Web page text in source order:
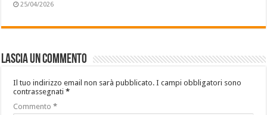
25/04/2026
Lascia un commento
Il tuo indirizzo email non sarà pubblicato. I campi obbligatori sono
contrassegnati*
Commento*